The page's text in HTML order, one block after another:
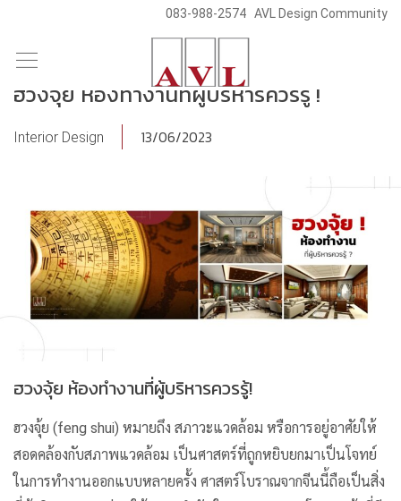
content
083-988-2574 AVL Design Community
ฮวงจุ้ย ห้องทํางานที่ผู้บริหารควรรู้ !
Interior Design 13/06/2023
ฮวงจุ้ย ห้องทํางานที่ผู้บริหารควรรู้!
ฮวงจุ้ย (feng shui) หมายถึง สภาวะแวดล้อม หรือการอยู่อาศัยให้
สอดคล้องกับสภาพแวดล้อม เป็นศาสตร์ที่ถูกหยิบยกมาเป็นโจทย์
ในการทำงานออกแบบหลายครั้ง ศาสตร์โบราณจากจีนนี้ถือเป็นสิ่ง